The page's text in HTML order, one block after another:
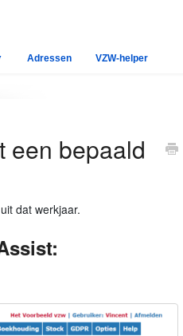
Adressen VZW-helper
een bepaald
dat werkjaar.